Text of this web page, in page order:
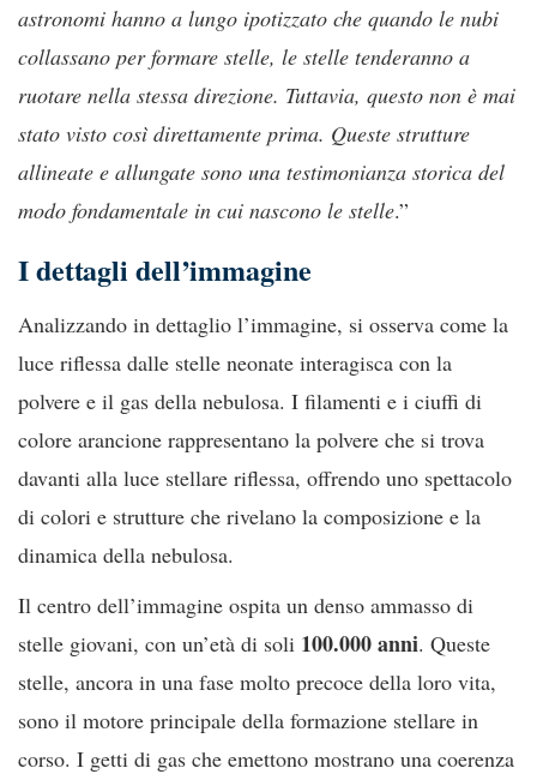
astronomi hanno a lungo ipotizzato che quando le nubi
collassano per formare stelle, le stelle tenderanno a
ruotare nella stessa direzione. Tuttavia, questo non è mai
stato visto così direttamente prima. Queste strutture
allineate e allungate sono una testimonianza storica del
modo fondamentale in cui nascono le stelle.”
I dettagli dell’immagine
Analizzando in dettaglio l’immagine, si osserva come la
luce riflessa dalle stelle neonate interagisca con la
polvere e il gas della nebulosa. I filamenti e i ciuffi di
colore arancione rappresentano la polvere che si trova
davanti alla luce stellare riflessa, offrendo uno spettacolo
di colori e strutture che rivelano la composizione e la
dinamica della nebulosa.
Il centro dell’immagine ospita un denso ammasso di
stelle giovani, con un’età di soli 100.000 anni. Queste
stelle, ancora in una fase molto precoce della loro vita,
sono il motore principale della formazione stellare in
corso. I getti di gas che emettono mostrano una coerenza